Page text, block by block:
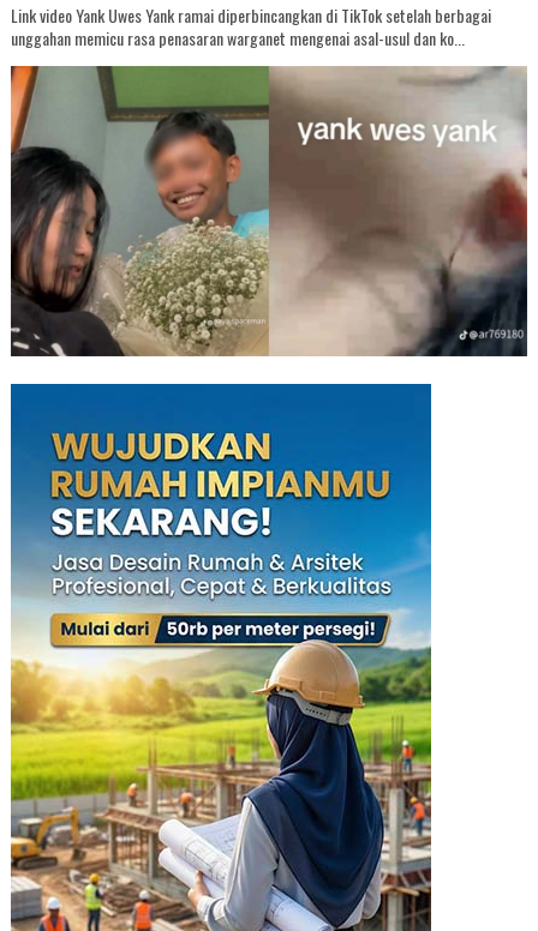
Link video Yank Uwes Yank ramai diperbincangkan di TikTok setelah berbagai
unggahan memicu rasa penasaran warganet mengenai asal-usul dan ko...